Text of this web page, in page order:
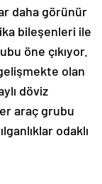
daha görünür
bileşenleri ile
öne çıkıyor.
olan
döviz
araç grubu
odaklı